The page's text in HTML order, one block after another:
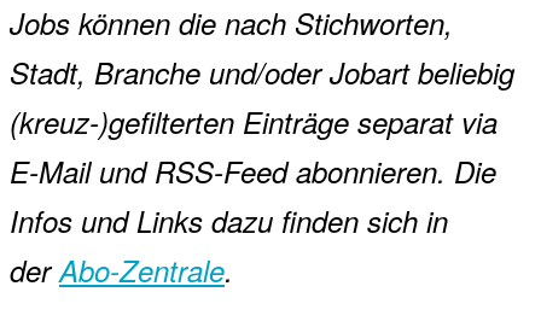
Jobs können die nach Stichworten,
Stadt, Branche und/oder Jobart beliebig
(kreuz-)gefilterten Einträge separat via
E-Mail und RSS-Feed abonnieren. Die
Infos und Links dazu finden sich in
derAbo-Zentrale.